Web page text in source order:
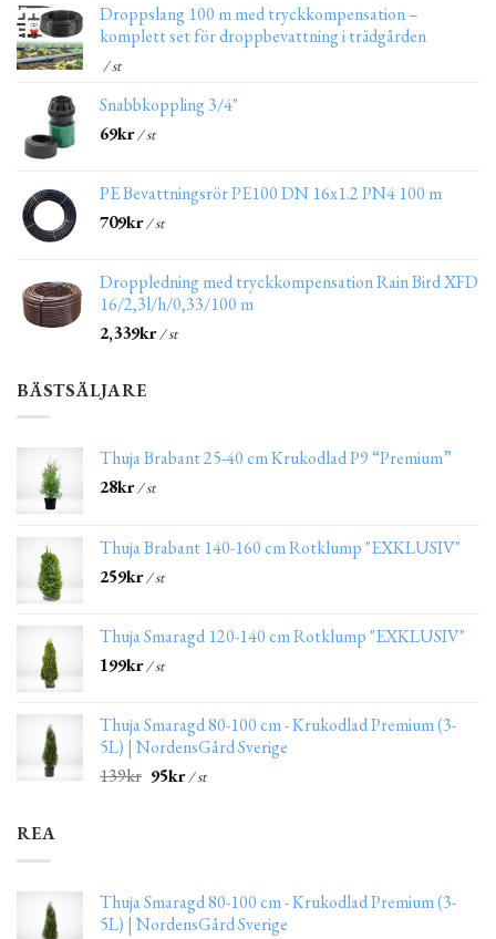
Droppslang 100 m med tryckkompensation –
komplett set för droppbevattning i trädgården
/ st
Snabbkoppling 3/4"
69kr/ st
PE Bevattningsrör PE100 DN 16x1.2 PN4 100 m
709kr/ st
Droppledning med tryckkompensation Rain Bird XFD
16/2,3l/h/0,33/100 m
2,339kr/ st
BÄSTSÄLJARE
Thuja Brabant 25-40 cm Krukodlad P9 “Premium”
28kr/ st
Thuja Brabant 140-160 cm Rotklump "EXKLUSIV"
259kr/ st
Thuja Smaragd 120-140 cm Rotklump "EXKLUSIV"
199kr/ st
Thuja Smaragd 80-100 cm - Krukodlad Premium (3-
5L) | NordensGård Sverige
139kr 95kr/ st
REA
Thuja Smaragd 80-100 cm - Krukodlad Premium (3-
5L) | NordensGård Sverige